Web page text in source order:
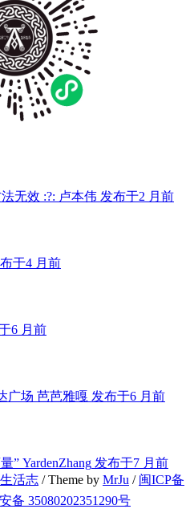
无效 :?: 卢本伟 发布于2 月前
于4 月前
6 月前
广场 芭芭雅嘎 发布于6 月前
” YardenZhang 发布于7 月前
活志 / Theme by MrJu / 闽ICP备
备 35080202351290号